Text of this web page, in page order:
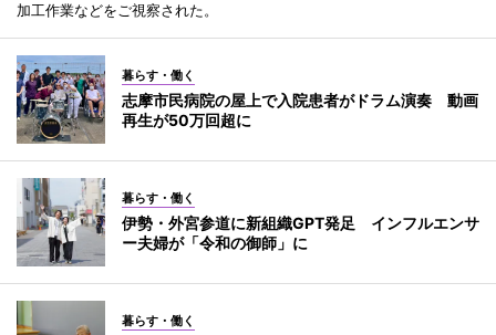
加工作業などをご視察された。
暮らす・働く
志摩市民病院の屋上で入院患者がドラム演奏 動画
再生が50万回超に
暮らす・働く
伊勢・外宮参道に新組織GPT発足 インフルエンサ
ー夫婦が「令和の御師」に
暮らす・働く